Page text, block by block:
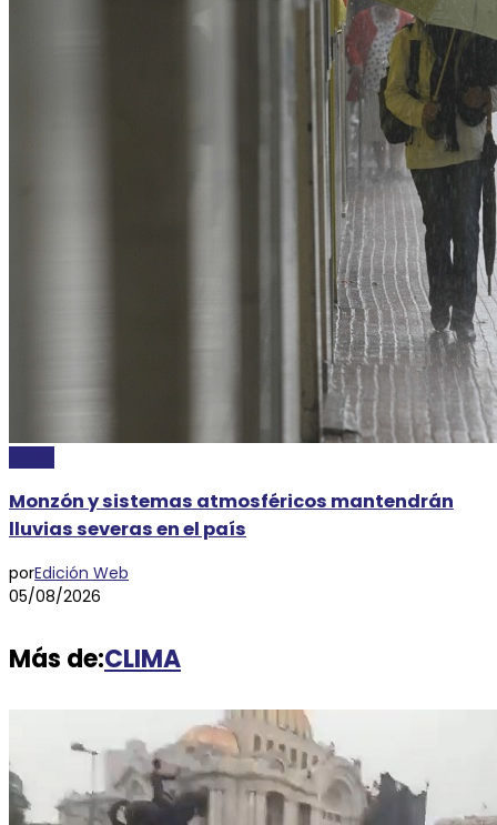
Monzón y sistemas atmosféricos mantendrán
lluvias severas en el país
porEdición Web
05/08/2026
Más de:CLIMA